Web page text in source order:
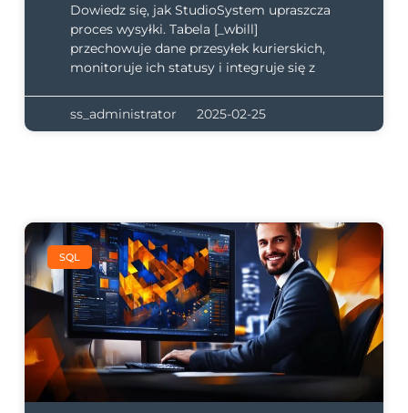
Dowiedz się, jak StudioSystem upraszcza
proces wysyłki. Tabela [_wbill]
przechowuje dane przesyłek kurierskich,
monitoruje ich statusy i integruje się z
ss_administrator 2025-02-25
SQL